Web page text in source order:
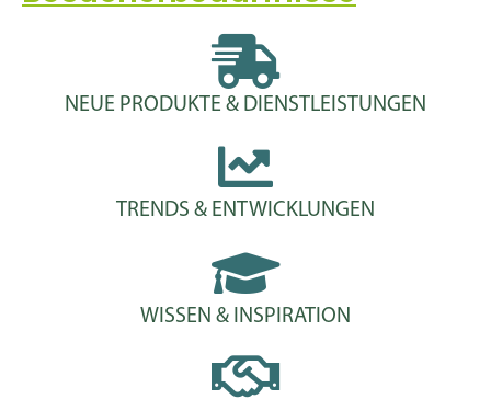
NEUE PRODUKTE & DIENSTLEISTUNGEN
TRENDS & ENTWICKLUNGEN
WISSEN & INSPIRATION